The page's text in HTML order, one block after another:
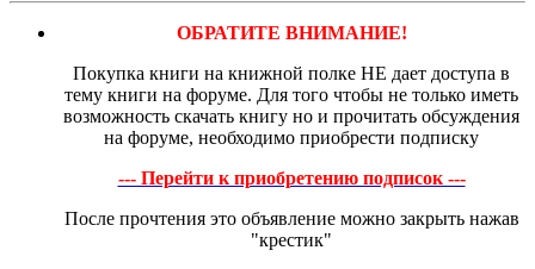
ОБРАТИТЕ ВНИМАНИЕ!
Покупка книги на книжной полке НЕ дает доступа в
тему книги на форуме. Для того чтобы не только иметь
возможность скачать книгу но и прочитать обсуждения
на форуме, необходимо приобрести подписку
--- Перейти к приобретению подписок ---
После прочтения это объявление можно закрыть нажав
"крестик"